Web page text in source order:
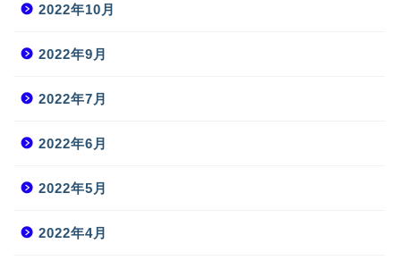
2022年10月
2022年9月
2022年7月
2022年6月
2022年5月
2022年4月